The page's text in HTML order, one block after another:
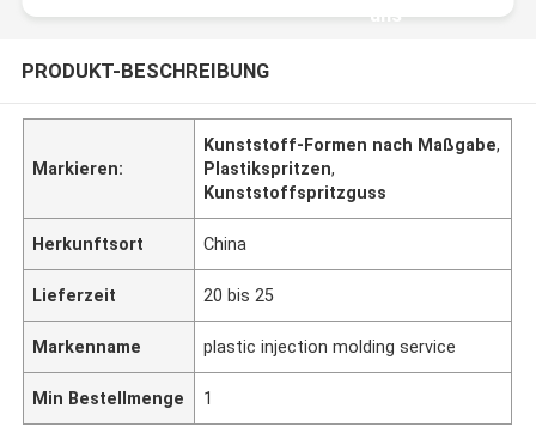
uns
PRODUKT-BESCHREIBUNG
Markieren:
Kunststoff-Formen nach Maßgabe,
Plastikspritzen,
Kunststoffspritzguss
Herkunftsort China
Lieferzeit 20 bis 25
Markenname plastic injection molding service
Min Bestellmenge 1